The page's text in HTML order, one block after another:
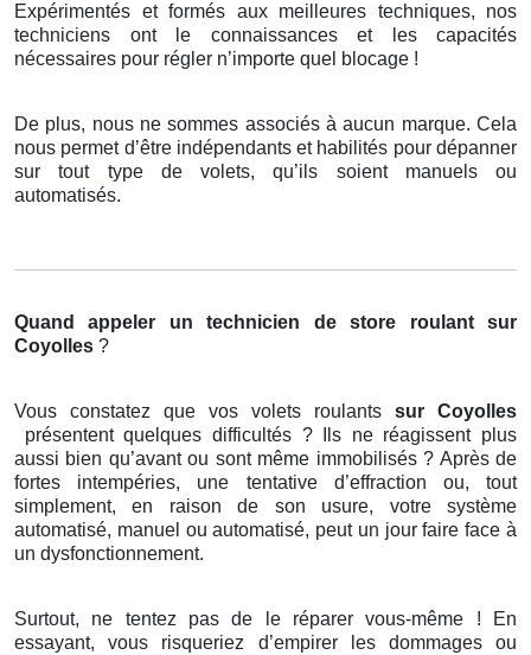
Expérimentés et formés aux meilleures techniques, nos
techniciens ont le connaissances et les capacités
nécessaires pour régler n’importe quel blocage !
De plus, nous ne sommes associés à aucun marque. Cela
nous permet d’être indépendants et habilités pour dépanner
sur tout type de volets, qu’ils soient manuels ou
automatisés.
Quand appeler un technicien de store roulant
sur
Coyolles ?
Vous constatez que vos volets roulants sur Coyolles
présentent quelques difficultés ? Ils ne réagissent plus
aussi bien qu’avant ou sont même immobilisés ? Après de
fortes intempéries, une tentative d’effraction ou, tout
simplement, en raison de son usure, votre système
automatisé, manuel ou automatisé, peut un jour faire face à
un dysfonctionnement.
Surtout, ne tentez pas de le réparer vous-même ! En
essayant, vous risqueriez d’empirer les dommages ou